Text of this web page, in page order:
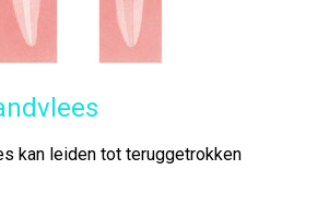
kan leiden tot teruggetrokken